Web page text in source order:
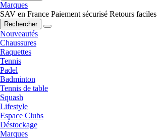
Marques
SAV en France Paiement sécurisé Retours faciles
Rechercher
Nouveautés
Chaussures
Raquettes
Tennis
Padel
Badminton
Tennis de table
Squash
Lifestyle
Espace Clubs
Déstockage
Marques